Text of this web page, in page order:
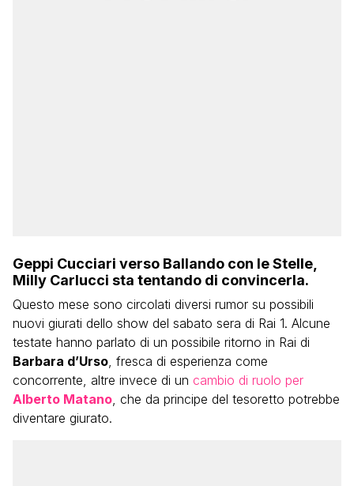
Geppi Cucciari verso Ballando con le Stelle,
Milly Carlucci sta tentando di convincerla.
Questo mese sono circolati diversi rumor su possibili
nuovi giurati dello show del sabato sera di Rai 1. Alcune
testate hanno parlato di un possibile ritorno in Rai di
Barbara d’Urso, fresca di esperienza come
concorrente, altre invece di un cambio di ruolo per
Alberto Matano, che da principe del tesoretto potrebbe
diventare giurato.